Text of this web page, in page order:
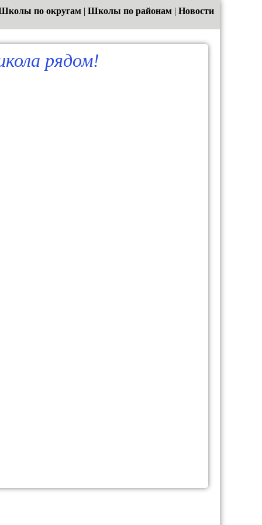
по округам | Школы по районам | Новости
рядом!